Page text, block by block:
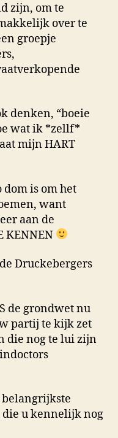
zijn, om te
over te
groepje
denken, “boeie
wat ik *zellf*
mijn HART
dom is om het
want
aan de
KENNEN
Druckebergers
de grondwet nu
partij te kijk zet
die nog te lui zijn
u kennelijk nog